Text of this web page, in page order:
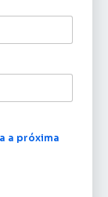
a próxima